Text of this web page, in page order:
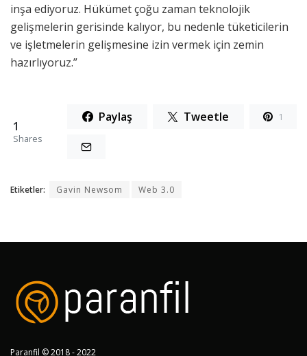
inşa ediyoruz. Hükümet çoğu zaman teknolojik
gelişmelerin gerisinde kalıyor, bu nedenle tüketicilerin
ve işletmelerin gelişmesine izin vermek için zemin
hazırlıyoruz.”
1
Shares
Paylaş Tweetle 1
Etiketler: Gavin Newsom Web 3.0
Paranfil © 2018 - 2022